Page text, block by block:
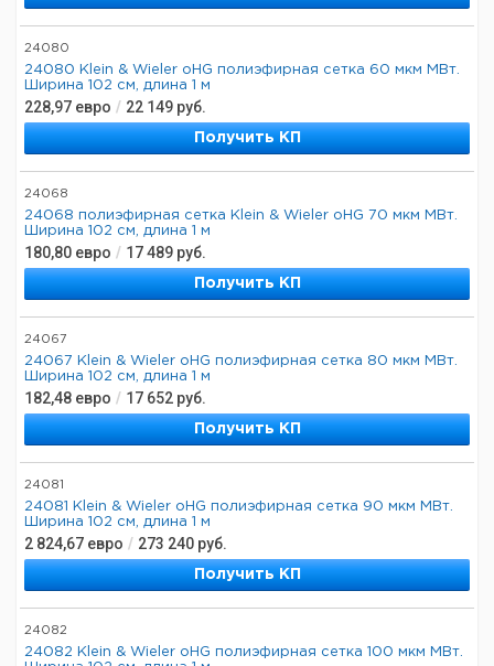
24080
24080 Klein & Wieler oHG полиэфирная сетка 60 мкм МВт.
Ширина 102 см, длина 1 м
228,97 евро / 22 149 руб.
Получить КП
24068
24068 полиэфирная сетка Klein & Wieler oHG 70 мкм МВт.
Ширина 102 см, длина 1 м
180,80 евро / 17 489 руб.
Получить КП
24067
24067 Klein & Wieler oHG полиэфирная сетка 80 мкм МВт.
Ширина 102 см, длина 1 м
182,48 евро / 17 652 руб.
Получить КП
24081
24081 Klein & Wieler oHG полиэфирная сетка 90 мкм МВт.
Ширина 102 см, длина 1 м
2 824,67 евро / 273 240 руб.
Получить КП
24082
24082 Klein & Wieler oHG полиэфирная сетка 100 мкм МВт.